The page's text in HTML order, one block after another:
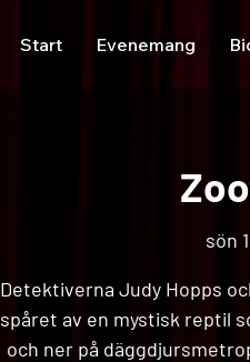
Start Evenemang
sön
Detektiverna Judy Hopps
spåret av en mystisk reptil
och ner på